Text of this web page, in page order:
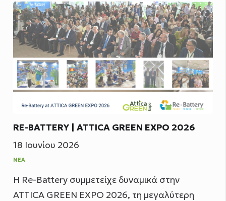
RE-BATTERY | ATTICA GREEN EXPO 2026
18 Ιουνίου 2026
ΝΈΑ
Η Re-Battery συμμετείχε δυναμικά στην
ATTICA GREEN EXPO 2026, τη μεγαλύτερη